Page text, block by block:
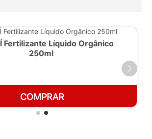
Fertilizante Líquido Orgânico
250ml
COMPRAR